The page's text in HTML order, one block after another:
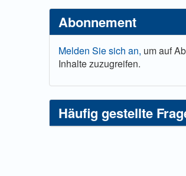
Abonnement
Melden Sie sich an, um auf
Inhalte zuzugreifen.
Häufig gestellte